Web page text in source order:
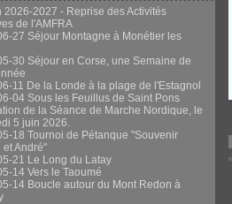
2026-2027 - Reprise des Activités
de l'AMFRA
27 Séjour Montagne à Monétier les
30 Séjour en Corse, une Semaine de
11 De la Londe à la plage de l'Estagnol
04 Sous les Feuillus de Saint Pons
de la Séance de Marche Nordique, le
5 juin 2026.
18 Tournoi de Pétanque "Souvenir
et André"
21 Le Long du Latay
14 Vers le Taoumé
14 Boucle autour du Mont Redon à